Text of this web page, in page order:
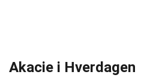
Akacie i Hverdagen